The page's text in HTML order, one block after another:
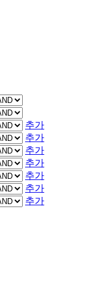
추가
추가
추가
추가
추가
추가
추가